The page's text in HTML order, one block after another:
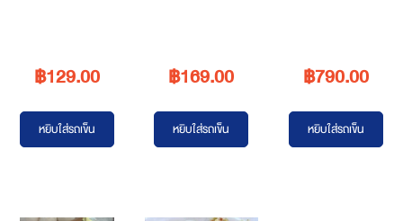
฿129.00
หยิบใส่รถเข็น
฿169.00
หยิบใส่รถเข็น
฿790.00
หยิบใส่รถเข็น